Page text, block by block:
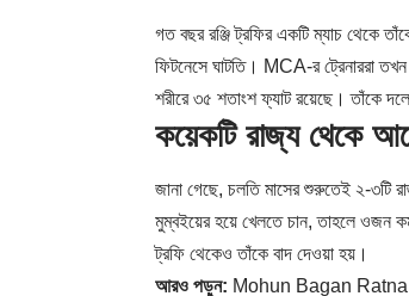
গত বছর রঞ্জি ট্রফির একটি ম্যাচ থেকে
ফিটনেসে ঘাটতি। MCA-র ট্রেনাররা
শরীরে ৩৫ শতাংশ ফ্যাট রয়েছে। তাঁকে
কয়েকটি রাজ্য
জানা গেছে, চলতি মাসের শুরুতেই ২-৩টি
মুম্বইয়ের হয়ে খেলতে চান, তাহলে ওজন
ট্রফি থেকেও তাঁকে বাদ দেওয়া হয়।
আরও পড়ুন: Mohun Bagan Ratna